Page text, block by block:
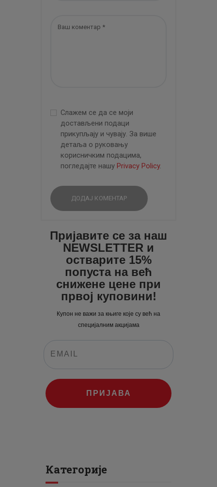
Слажем се да се моји
достављени подаци
прикупљају и чувају. За више
детаља о руковању
корисничким подацима,
погледајте нашу Privacy Policy.
Пријавите се за наш
NEWSLETTER и
остварите 15%
попуста на већ
снижене цене при
првој куповини!
Купон не важи за књиге које су већ на
специјалним акцијама
ПРИЈАВА
Категорије